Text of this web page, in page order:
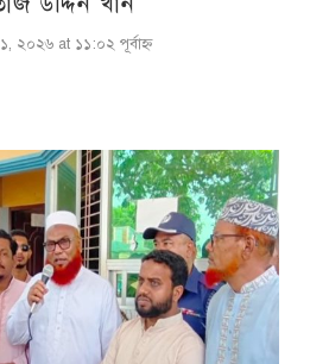
২০২৬ at ১১:০২ পূর্বাহ্ণ